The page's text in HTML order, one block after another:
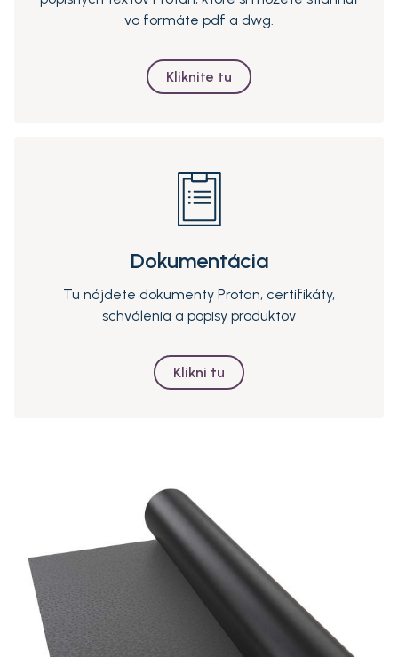
vo formáte pdf a dwg.
Kliknite tu
Dokumentácia
Tu nájdete dokumenty Protan, certifikáty,
schválenia a popisy produktov
Klikni tu